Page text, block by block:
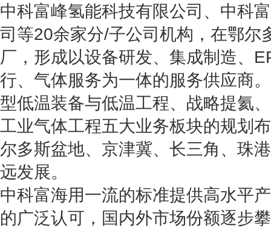
中科富峰氢能科技有限公司、中科
司等20余家分/子公司机构，在鄂尔
厂，形成以设备研发、集成制造、
行、气体服务为一体的服务供应商
型低温装备与低温工程、战略提氦
工业气体工程五大业务板块的规划
尔多斯盆地、京津冀、长三角、珠
远发展。
中科富海用一流的标准提供高水平
的广泛认可，国内外市场份额逐步